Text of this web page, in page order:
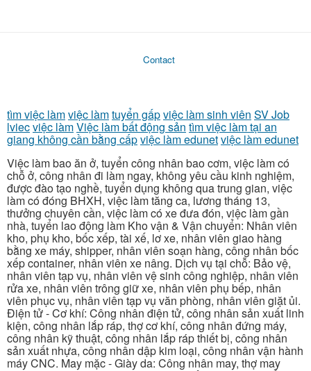
Contact
tìm việc làmviệc làmtuyển gấpviệc làm sinh viên SV Job
lviecviệc làmViệc làm bất động sản tìm việc làm tại an
giang không cần bằng cấpviệc làm edunetviệc làm edunet
Việc làm bao ăn ở, tuyển công nhân bao cơm, việc làm có
chỗ ở, công nhân đi làm ngay, không yêu cầu kinh nghiệm,
được đào tạo nghề, tuyển dụng không qua trung gian, việc
làm có đóng BHXH, việc làm tăng ca, lương tháng 13,
thưởng chuyên cần, việc làm có xe đưa đón, việc làm gần
nhà, tuyển lao động làm Kho vận & Vận chuyển: Nhân viên
kho, phụ kho, bốc xếp, tài xế, lơ xe, nhân viên giao hàng
bằng xe máy, shipper, nhân viên soạn hàng, công nhân bốc
xếp container, nhân viên xe nâng. Dịch vụ tại chỗ: Bảo vệ,
nhân viên tạp vụ, nhân viên vệ sinh công nghiệp, nhân viên
rửa xe, nhân viên trông giữ xe, nhân viên phụ bếp, nhân
viên phục vụ, nhân viên tạp vụ văn phòng, nhân viên giặt ủi.
Điện tử - Cơ khí: Công nhân điện tử, công nhân sản xuất linh
kiện, công nhân lắp ráp, thợ cơ khí, công nhân đứng máy,
công nhân kỹ thuật, công nhân lắp ráp thiết bị, công nhân
sản xuất nhựa, công nhân dập kim loại, công nhân vận hành
máy CNC. May mặc - Giày da: Công nhân may, thợ may